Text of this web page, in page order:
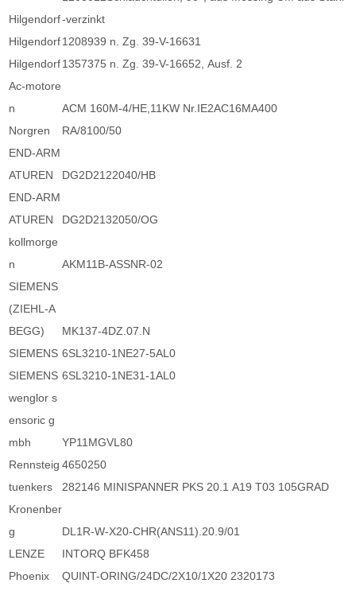
Hilgendorf-verzinkt
Hilgendorf1208939 n. Zg. 39-V-16631
Hilgendorf1357375 n. Zg. 39-V-16652, Ausf. 2
Ac-motore
n
ACM 160M-4/HE,11KW Nr.IE2AC16MA400
Norgren
RA/8100/50
END-ARM
ATUREN
DG2D2122040/HB
END-ARM
ATUREN
DG2D2132050/OG
kollmorge
n
AKM11B-ASSNR-02
SIEMENS
(ZIEHL-A
BEGG)
MK137-4DZ.07.N
SIEMENS 6SL3210-1NE27-5AL0
SIEMENS 6SL3210-1NE31-1AL0
wenglor s
ensoric g
mbh
YP11MGVL80
Rennsteig 4650250
tuenkers
282146 MINISPANNER PKS 20.1 A19 T03 105GRAD
Kronenber
g
DL1R-W-X20-CHR(ANS11).20.9/01
LENZE
INTORQ BFK458
Phoenix
QUINT-ORING/24DC/2X10/1X20 2320173